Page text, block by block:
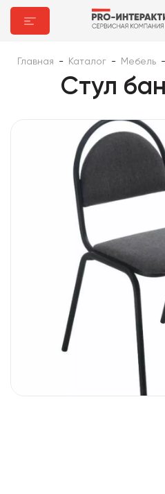
Главная - Каталог - Мебель -
Стул